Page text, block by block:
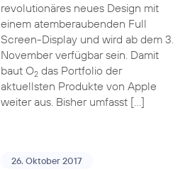
revolutionäres neues Design mit
einem atemberaubenden Full
Screen-Display und wird ab dem 3.
November verfügbar sein. Damit
baut O2das Portfolio der
aktuellsten Produkte von Apple
weiter aus. Bisher umfasst […]
26. Oktober 2017